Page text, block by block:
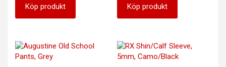
Köp produkt Köp produkt